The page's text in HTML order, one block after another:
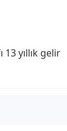
yıllık gelir